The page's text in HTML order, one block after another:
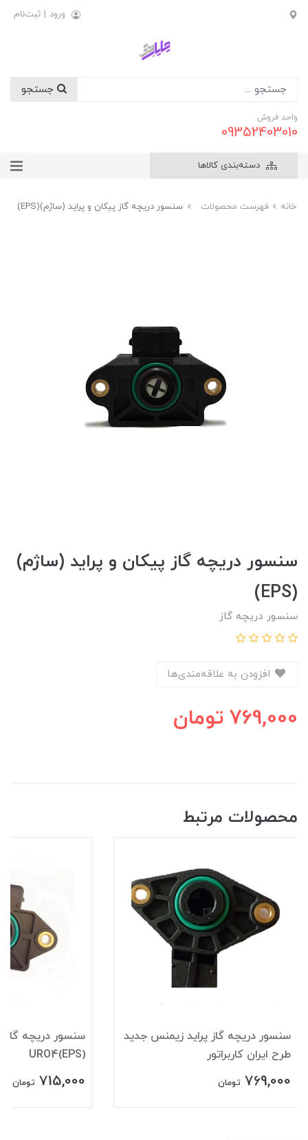
ورود | ثبت‌نام
واحد فروش
09352403010
دسته‌بندی کالاها
خانه فهرست محصولات سنسور دریچه گاز پیکان و پراید (ساژم)(EPS)
سنسور دریچه گاز پیکان و پراید (ساژم)
(EPS)
سنسور دریچه گاز
769,000 تومان
محصولات مرتبط
سنسور دريچه گاز پرايد زيمنس جديد
طرح ايران کاربراتور
769,000 تومان
سنسور دریچه
URO4(EPS)
715,000 تومان